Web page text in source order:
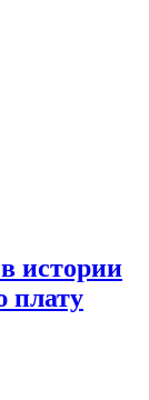
истории
плату